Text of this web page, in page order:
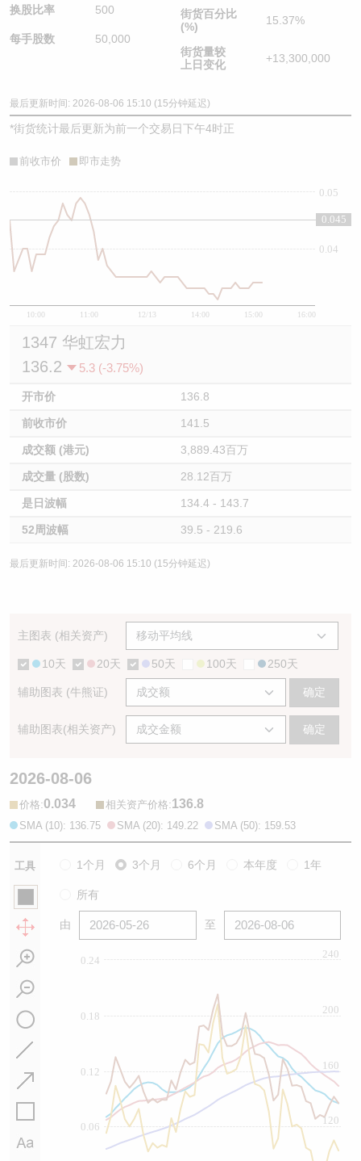
换股比率 500
每手股数 50,000
街货百分比
(%)
15.37%
街货量较
上日变化
+13,300,000
最后更新时间: 2026-08-06 15:10 (15分钟延迟)
*街货统计最后更新为前一个交易日下午4时正
前收市价 即市走势
10:00 11:00 12/13 14:00 15:00 16:00
0.04
0.05
0.045
1347 华虹宏力
136.2
5.3 (-3.75%)
开市价 136.8
前收市价 141.5
成交额 (港元) 3,889.43百万
成交量 (股数) 28.12百万
是日波幅 134.4 - 143.7
52周波幅 39.5 - 219.6
最后更新时间: 2026-08-06 15:10 (15分钟延迟)
主图表 (相关资产)
10天 20天 50天 100天 250天
辅助图表 (牛熊证) 确定
辅助图表(相关资产) 确定
2026-08-06
价格:0.034 相关资产价格:136.8
SMA (10): 136.75 SMA (20): 149.22 SMA (50): 159.53
工具 1个月 3个月 6个月 本年度 1年
所有
由 至
0.06
0.12
0.18
0.24
120
160
200
240